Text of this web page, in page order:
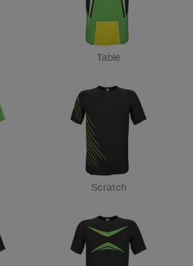
Table
Scratch